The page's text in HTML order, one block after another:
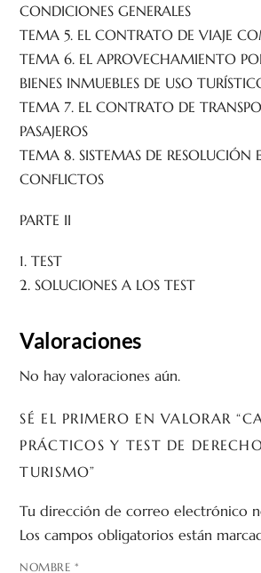
CONDICIONES GENERALES
TEMA 5. EL CONTRATO DE VIAJE
TEMA 6. EL APROVECHAMIENTO
BIENES INMUEBLES DE USO
TEMA 7. EL CONTRATO DE
PASAJEROS
TEMA 8. SISTEMAS DE RESOLUCIÓN
CONFLICTOS
PARTE II
1. TEST
2. SOLUCIONES A LOS TEST
Valoraciones
No hay valoraciones aún.
SÉ EL PRIMERO EN VALORAR
PRÁCTICOS Y TEST DE
TURISMO”
Tu dirección de correo electrónico
Los campos obligatorios están
NOMBRE *